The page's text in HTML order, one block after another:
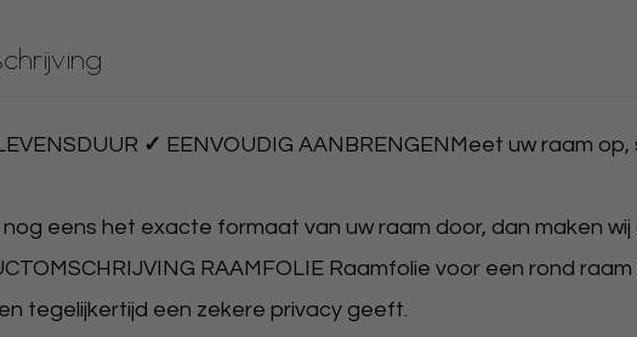
✓ EENVOUDIG AANBRENGENMeet uw raam
eens het exacte formaat van uw raam door, dan maken
RAAMFOLIE Raamfolie voor een rond
tegelijkertijd een zekere privacy geeft.